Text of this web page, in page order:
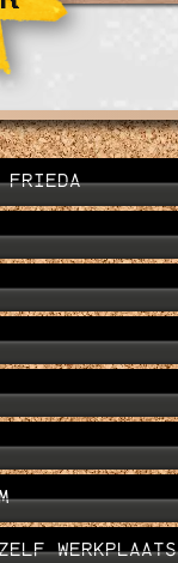
FRIEDA
WERKPLAATS